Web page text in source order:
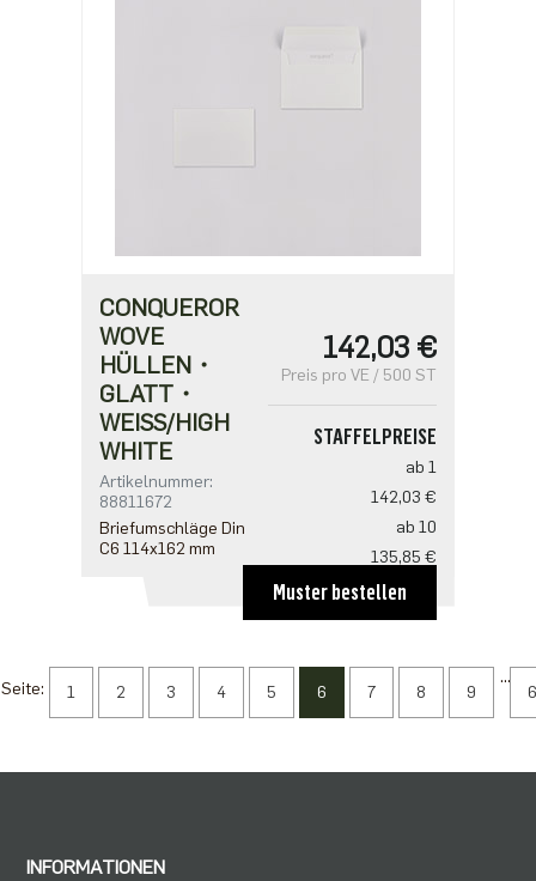
CONQUEROR
WOVE
HÜLLEN・
GLATT・
WEISS/HIGH W
HITE
Artikelnummer:
88811672
Briefumschläge Din
C6 114x162 mm
142,03 €
Preis pro VE / 500 ST
STAFFELPREISE
ab 1
142,03 €
ab 10
135,85 €
ab 20
123,50 €
Muster bestellen
Seite: 1 2 3 4 5 6 7 8 9
...
INFORMATIONEN